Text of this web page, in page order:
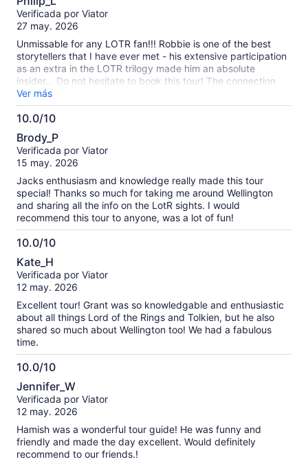
de
10
Verificada por Viator
27 may. 2026
Unmissable for any LOTR fan!!! Robbie is one of the best
storytellers that I have ever met - his extensive participation
as an extra in the LOTR trilogy made him an absolute
insider… Do not hesitate to book this tour! The connection
that you’ll experience to actual filming locations (where your
imagination takes over and transports you back to the
movies) is astounding!! Highly, highly recommended - the 8
Ver más
10.0/10
10.0
de
10
Brody_P
Verificada por Viator
15 may. 2026
Jacks enthusiasm and knowledge really made this tour
special! Thanks so much for taking me around Wellington
and sharing all the info on the LotR sights. I would
recommend this tour to anyone, was a lot of fun!
10.0/10
10.0
de
10
Kate_H
Verificada por Viator
12 may. 2026
Excellent tour! Grant was so knowledgable and enthusiastic
about all things Lord of the Rings and Tolkien, but he also
shared so much about Wellington too! We had a fabulous
time.
10.0/10
10.0
de
10
Jennifer_W
Verificada por Viator
12 may. 2026
Hamish was a wonderful tour guide! He was funny and
friendly and made the day excellent. Would definitely
recommend to our friends.!